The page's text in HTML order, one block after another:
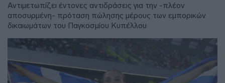
Αντιμετωπίζει έντονες αντιδράσεις για την -πλέον
αποσυρμένη- πρόταση πώλησης μέρους των εμπορικών
δικαιωμάτων του Παγκοσμίου Κυπέλλου